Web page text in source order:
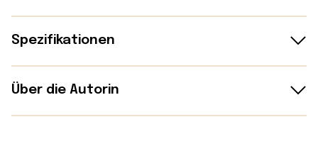
Spezifikationen
Details:
Verlag: Atelieer Edition
Über die Autorin